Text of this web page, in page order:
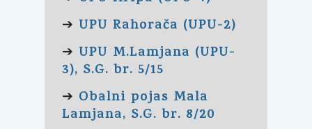
➔ UPU Rahorača (UPU-2)
➔ UPU M.Lamjana (UPU-
3), S.G. br. 5/15
➔ Obalni pojas Mala
Lamjana, S.G. br. 8/20